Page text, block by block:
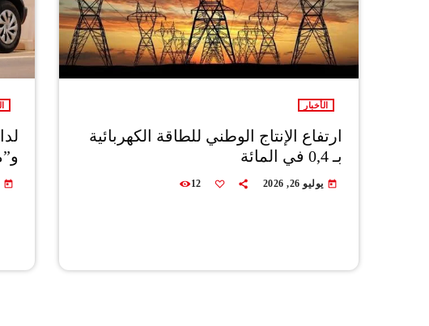
الأخبار
ارتفاع الإنتاج الوطني للطاقة الكهربائية
بـ 0,4 في المائة
today يوليو 26, 2026 12
today